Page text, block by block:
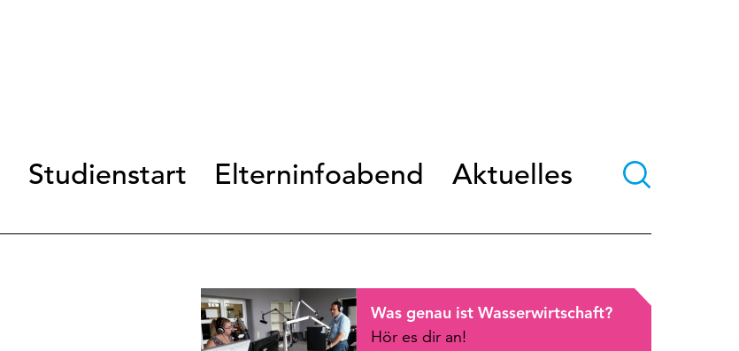
Studienstart Elterninfoabend Aktuelles
Was genau ist Wasserwirtschaft?
Hör es dir an!